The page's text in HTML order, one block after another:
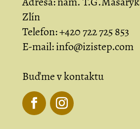
Zlín
Telefon:+420 722 725 853
E-mail:info@izistep.com
Buďme v kontaktu